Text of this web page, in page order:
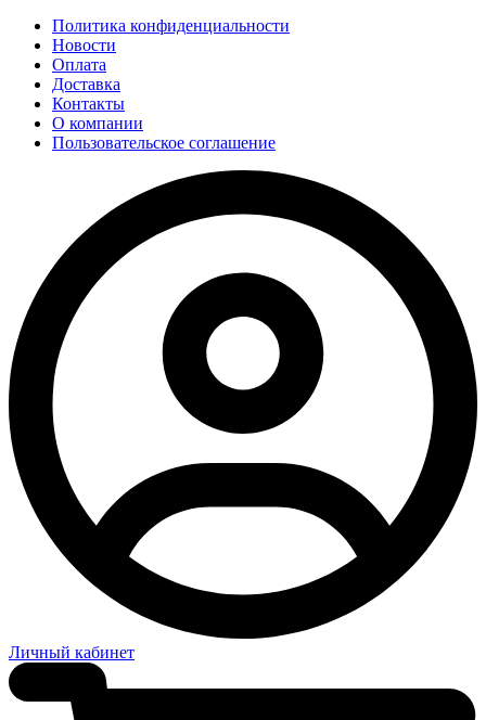
Политика конфиденциальности
Новости
Оплата
Доставка
Контакты
О компании
Пользовательское соглашение
Личный кабинет